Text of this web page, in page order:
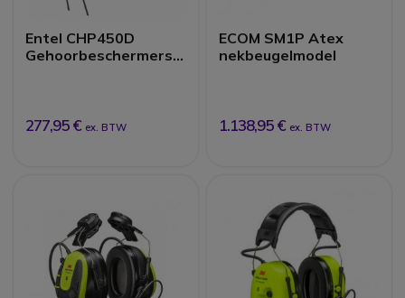
Entel CHP450D
Gehoorbeschermers
277,95 € ex. BTW
ECOM SM1P Atex
nekbeugelmodel
1.138,95 € ex. BTW